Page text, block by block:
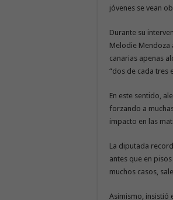
jóvenes se vean
Durante su
Melodie Mendoza
canarias apenas
“dos de cada tres
En este sentido,
forzando a
impacto en las
La diputada
antes que en
muchos casos,
Asimismo, insistió